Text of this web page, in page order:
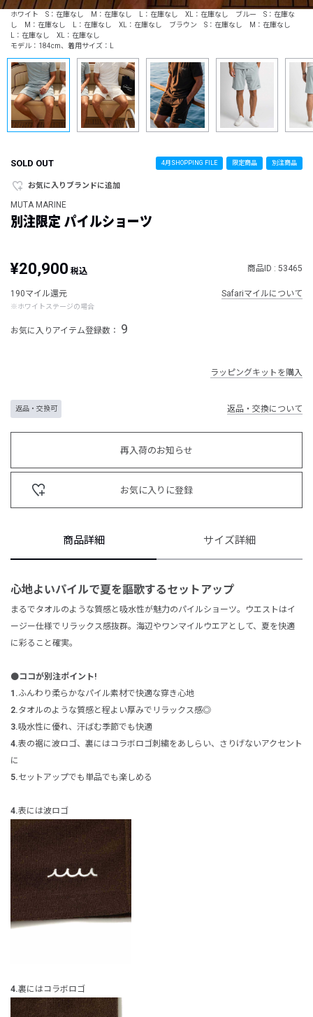
ホワイト S：在庫なし M：在庫なし L：在庫なし XL：在庫なし ブルー S：在庫な
し M：在庫なし L：在庫なし XL：在庫なし ブラウン S：在庫なし M：在庫なし
L：在庫なし XL：在庫なし
モデル：184cm、着用サイズ：L
SOLD OUT 別注商品
限定商品
4月SHOPPING FILE
お気に入りブランドに追加
MUTA MARINE
別注限定 パイルショーツ
¥20,900 税込 商品ID : 53465
190マイル還元
※ホワイトステージの場合
Safariマイルについて
お気に入りアイテム登録数： 9
ラッピングキットを購入
返品・交換可 返品・交換について
再入荷のお知らせ
お気に入りに登録
商品詳細 サイズ詳細
心地よいパイルで夏を謳歌するセットアップ
まるでタオルのような質感と吸水性が魅力のパイルショーツ。ウエストはイ
ージー仕様でリラックス感抜群。海辺やワンマイルウエアとして、夏を快適
に彩ること確実。
⚫️ココが別注ポイント!
1.ふんわり柔らかなパイル素材で快適な穿き心地
2.タオルのような質感と程よい厚みでリラックス感◎
3.吸水性に優れ、汗ばむ季節でも快適
4.表の裾に波ロゴ、裏にはコラボロゴ刺繍をあしらい、さりげないアクセント
に
5.セットアップでも単品でも楽しめる
4.表には波ロゴ
4.裏にはコラボロゴ